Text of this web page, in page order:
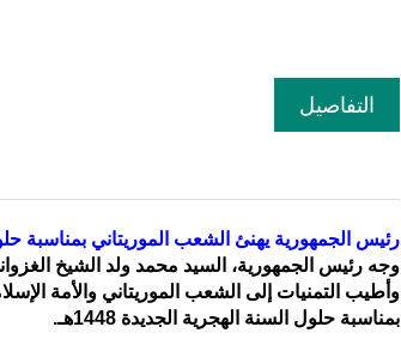
التفاصيل
رئيس الجمهورية يهنئ الشعب الموريتاني بمناسبة حلول
وجه رئيس الجمهورية، السيد محمد ولد الشيخ
وأطيب التمنيات إلى الشعب الموريتاني والأمة
بمناسبة حلول السنة الهجرية الجديدة 1448هـ.